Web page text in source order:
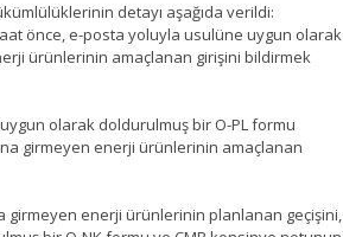
detayı aşağıda verildi:
önce, e-posta yoluyla usulüne uygun olarak
ürünlerinin amaçlanan girişini bildirmek
olarak doldurulmuş bir O-PL formu
girmeyen enerji ürünlerinin amaçlanan
girmeyen enerji ürünlerinin planlanan geçişini,